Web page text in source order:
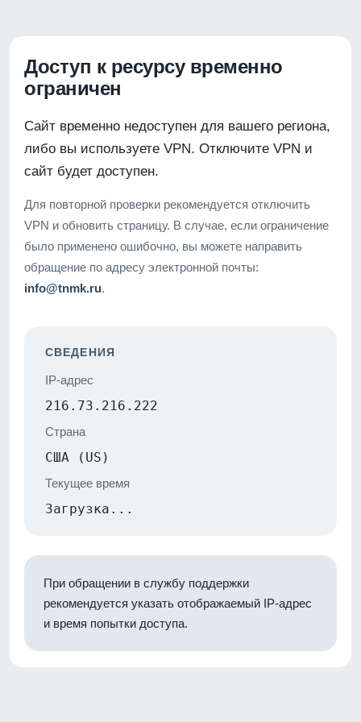
Доступ к ресурсу временно
ограничен
Сайт временно недоступен для вашего региона,
либо вы используете VPN. Отключите VPN и
сайт будет доступен.
Для повторной проверки рекомендуется отключить
VPN и обновить страницу. В случае, если ограничение
было применено ошибочно, вы можете направить
обращение по адресу электронной почты:
info@tnmk.ru.
СВЕДЕНИЯ
IP-адрес
216.73.216.222
Страна
США (US)
Текущее время
Загрузка...
При обращении в службу поддержки
рекомендуется указать отображаемый IP-адрес
и время попытки доступа.